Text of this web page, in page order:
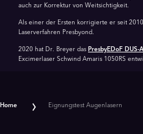
auch zur Korrektur von Weitsichtigkeit.
Als einer der Ersten korrigierte er seit 2010
Laserverfahren Presbyond.
2020 hat Dr. Breyer das PresbyEDoF DUS-
Excimerlaser Schwind Amaris 1050RS
Home Eignungstest Augenlasern